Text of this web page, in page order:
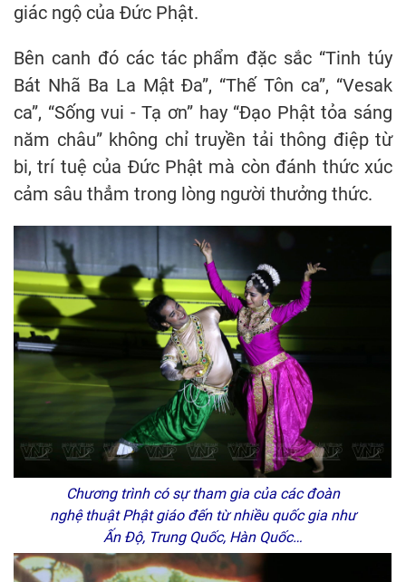
giác ngộ của Đức Phật.
Bên canh đó các tác phẩm đặc sắc “Tinh túy
Bát Nhã Ba La Mật Đa”, “Thế Tôn ca”, “Vesak
ca”, “Sống vui - Tạ ơn” hay “Đạo Phật tỏa sáng
năm châu” không chỉ truyền tải thông điệp từ
bi, trí tuệ của Đức Phật mà còn đánh thức xúc
cảm sâu thẳm trong lòng người thưởng thức.
Chương trình có sự tham gia của các đoàn
nghệ thuật Phật giáo đến từ nhiều quốc gia như
Ấn Độ, Trung Quốc, Hàn Quốc…